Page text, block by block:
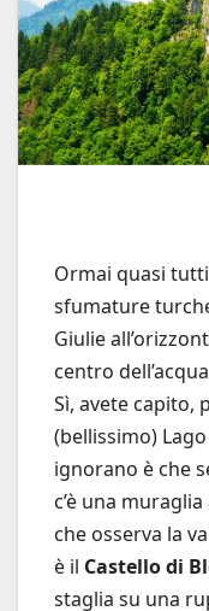
Ormai quasi
sfumature
Giulie
centro
Sì, avete capito,
(bellissimo)
ignorano è che
c’è una
che osserva la
è il Castello di
staglia su una